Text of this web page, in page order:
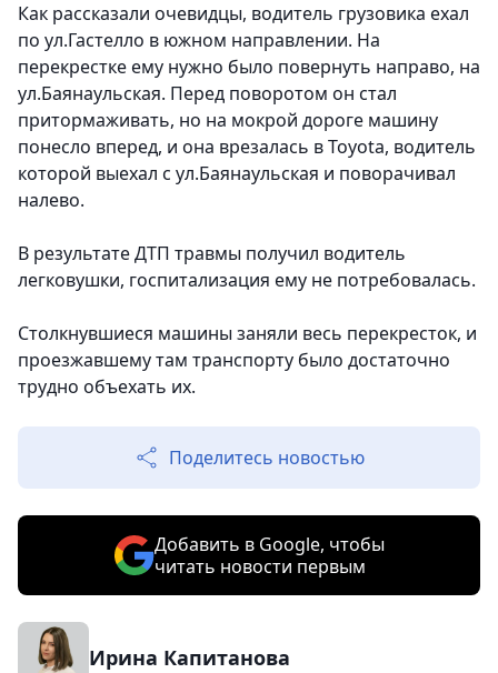
Как рассказали очевидцы, водитель грузовика ехал
по ул.Гастелло в южном направлении. На
перекрестке ему нужно было повернуть направо, на
ул.Баянаульская. Перед поворотом он стал
притормаживать, но на мокрой дороге машину
понесло вперед, и она врезалась в Toyota, водитель
которой выехал с ул.Баянаульская и поворачивал
налево.
В результате ДТП травмы получил водитель
легковушки, госпитализация ему не потребовалась.
Столкнувшиеся машины заняли весь перекресток, и
проезжавшему там транспорту было достаточно
трудно объехать их.
Поделитесь новостью
Добавить в Google, чтобы
читать новости первым
Ирина Капитанова